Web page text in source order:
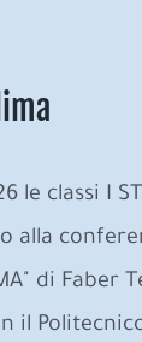
le classi I
alla
di Faber
il